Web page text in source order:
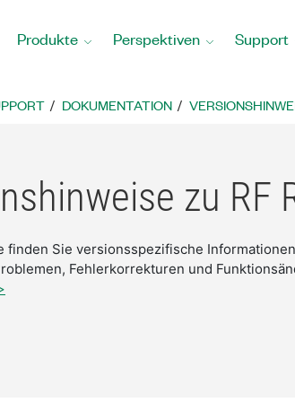
Produkte Perspektiven Support
DOKUMENTATION
zu RF
finden Sie versionsspezifische
Fehlerkorrekturen und